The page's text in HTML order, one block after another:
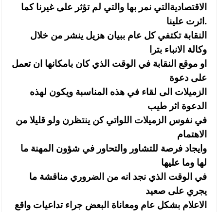
الاقتصاديةالتي نمر بها والتي لم تؤثر على غيرنا كما
اثرت علينا.
النقابة تكتفي كل عام ببيان هزيل ينشر من خلال
وكالة الانباء بترا
او موقع النقابة في الوقت الذي كان بامكانها ان تعمل
على دعوة
الزميلات الى لقاء في هذه المناسبة ويكون لهذه
الدعوة اثر طيب
في نفوس الزميلات اللواتي كن ينتظرن ولو قليلا من
الاهتمام
وايجاد فرصة للتشاور والتحاور في شؤون المهنة ما
لها وما عليها
في الوقت الذي نجد انه من الضروري مناقشة ما
يجري على صعيد
الاعلام بشكل عام ومعاناة البعض جراء تداعيات واقع